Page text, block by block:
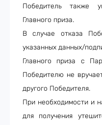
Победитель также
Главного приза.
В случае отказа
указанных данных/
Главного приза с
Победителю не
другого Победителя.
При необходимости и
для получения